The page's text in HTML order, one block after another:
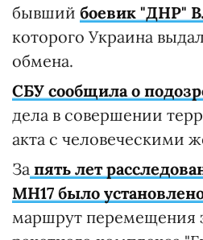
бывший боевик "ДНР"
которого Украина
обмена.
СБУ сообщила о
дела в совершении
акта с человеческими
За пять лет
MH17 было
маршрут перемещения